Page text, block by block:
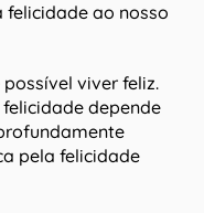
felicidade ao nosso
viver feliz.
depende
pela felicidade